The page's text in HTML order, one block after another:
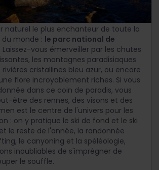
paysages préservés
naturel le plus enchanteur de toute la
du monde : le parc national de
. Laissez-vous émerveiller par les chutes
les montagnes paradisiaques
rivières cristallines bleu azur, ou encore
flore incroyablement riches. Si vous
dans ce coin de paradis, vous
être des rennes, des visons et des
est le centre de l'univers pour les
: on y pratique le ski de fond et le ski
le reste de l'année, la randonnée
le canyoning et la spéléologie,
inoubliables de s'imprégner de
le souffle.